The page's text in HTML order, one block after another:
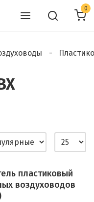
0
пластиковый
воздуховодов